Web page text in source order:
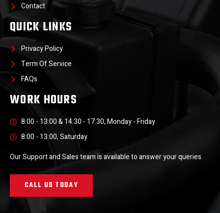
Contact
QUICK LINKS
Privacy Policy
Term Of Service
FAQs
WORK HOURS
8:00 - 13:00 & 14:30 - 17:30, Monday - Friday
8:00 - 13:00, Saturday
Our Support and Sales team is available to answer your queries
CALL US TODAY